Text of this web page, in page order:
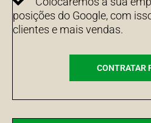
posições do Google, com
clientes e mais vendas.
CONTRATAR